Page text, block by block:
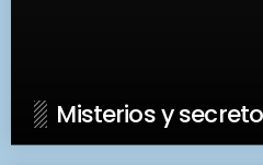
Misterios y